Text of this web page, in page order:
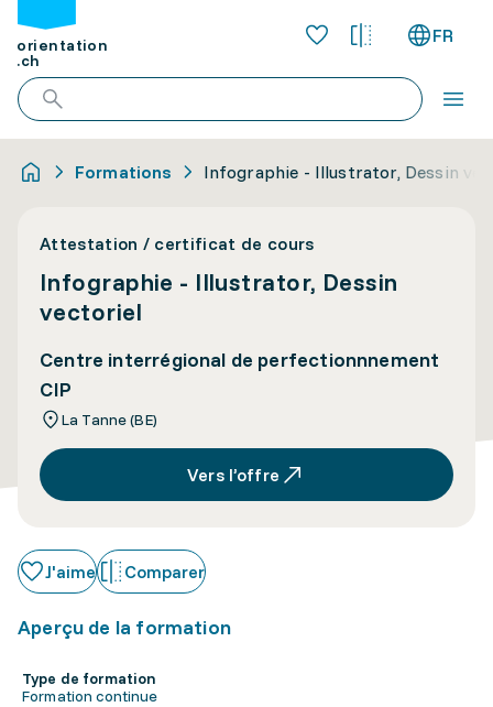
orientation
.ch
FR
Formations Infographie - Illustrator, Dessin
Attestation / certificat de cours
Infographie - Illustrator, Dessin
vectoriel
Centre interrégional de perfectionnnement
CIP
La Tanne (BE)
Vers l’offre
J'aime Comparer
Aperçu de la formation
Type de formation
Formation continue